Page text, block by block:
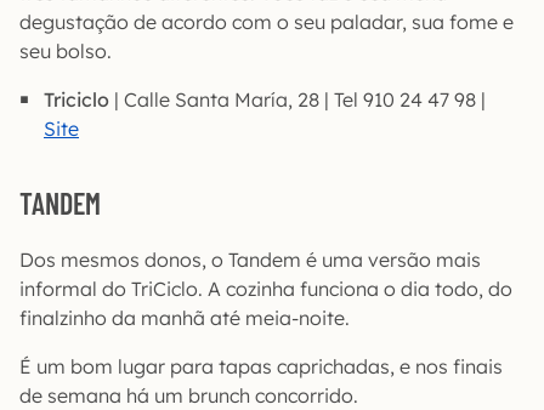
degustação de acordo com o seu paladar, sua fome e
seu bolso.
Triciclo | Calle Santa María, 28 | Tel 910 24 47 98 |
Site
TANDEM
Dos mesmos donos, o Tandem é uma versão mais
informal do TriCiclo. A cozinha funciona o dia todo, do
finalzinho da manhã até meia-noite.
É um bom lugar para tapas caprichadas, e nos finais
de semana há um brunch concorrido.